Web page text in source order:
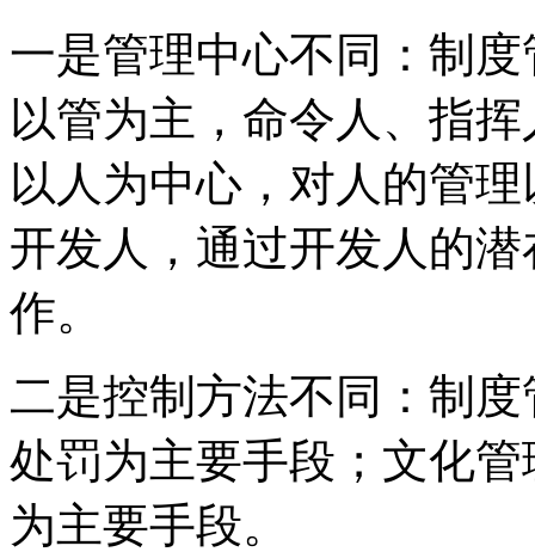
一是管理中心不同：制
以管为主，命令人、指
以人为中心，对人的管
开发人，通过开发人的
作。
二是控制方法不同：制
处罚为主要手段；文化
为主要手段。